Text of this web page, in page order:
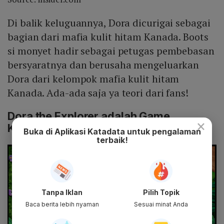
Di balik keluguannya, Dora dicurigai sebagai
bagian dari mafia kulit hitam Kanada. Boots
si monyet hadir sebagai petugas pembebasan
bersyaratnya dan berusaha mengeluarkan
Dora dari kelompok mafia kulit hitam
Kanada. Ada-ada saja ya teori dari fans!
Dora the Explorer adalah Game
Komputer
×
Buka di Aplikasi Katadata untuk pengalaman
terbaik!
Tanpa Iklan
Baca berita lebih nyaman
Pilih Topik
Sesuai minat Anda